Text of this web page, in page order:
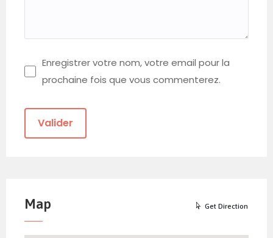
Enregistrer votre nom, votre email pour la
prochaine fois que vous commenterez.
Map Get Direction